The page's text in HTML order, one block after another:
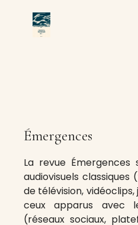
Émergences
La revue Émergences
audiovisuels classiques
de télévision, vidéoclips,
ceux apparus avec
(réseaux sociaux,